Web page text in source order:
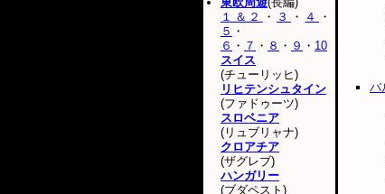
バ
１＆２
・ ３ ・ ４
・
５ ・
６ ・ ７ ・ ８ ・ ９ ・ 10
スイス
(チューリッヒ)
リヒテンシュタイン
(ファドゥーツ)
スロベニア
(リュブリャナ)
クロアチア
(ザグレブ)
ハンガリー
(ブダペスト)